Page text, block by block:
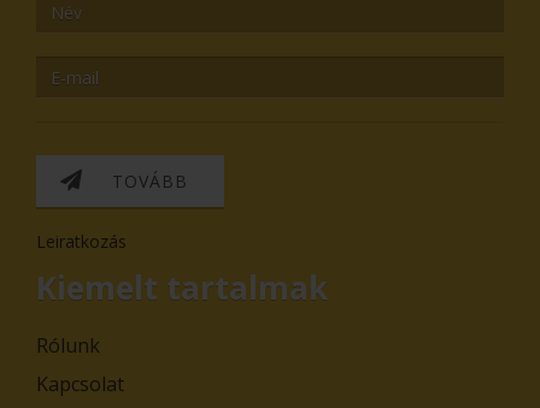
TOVÁBB
Leiratkozás
Kiemelt tartalmak
Rólunk
Kapcsolat